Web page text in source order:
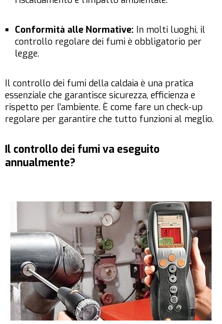
Conformità alle Normative: In molti luoghi, il
controllo regolare dei fumi è obbligatorio per
legge.
Il controllo dei fumi della caldaia è una pratica
essenziale che garantisce sicurezza, efficienza e
rispetto per l’ambiente. È come fare un check-up
regolare per garantire che tutto funzioni al meglio.
Il controllo dei fumi va eseguito
annualmente?